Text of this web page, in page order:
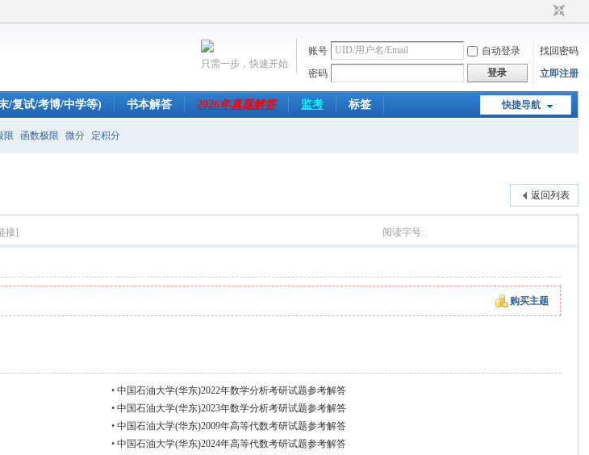
账号 自动登录
找回密码
密码
登录 立即注册
只需一步，快速开始
快捷导航
/复试/考博/中学等) 书本解答 2026年真题解答 监考 标签
限 函数极限 微分 定积分
返回列表
接] 阅读字号:
购买主题
•中国石油大学(华东)2022年数学分析考研试题参考解答
•中国石油大学(华东)2023年数学分析考研试题参考解答
•中国石油大学(华东)2009年高等代数考研试题参考解答
•中国石油大学(华东)2024年高等代数考研试题参考解答